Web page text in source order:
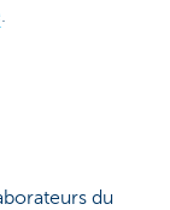
.
du